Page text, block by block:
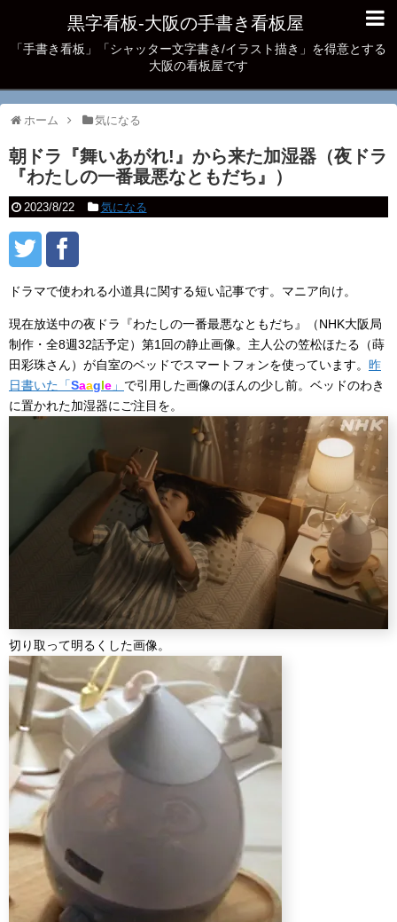
黒字看板‐大阪の手書き看板屋
「手書き看板」「シャッター文字書き/イラスト描き」を得意とする
大阪の看板屋です
ホーム 気になる
朝ドラ『舞いあがれ!』から来た加湿器（夜ドラ
『わたしの一番最悪なともだち』）
2023/8/22 気になる
ドラマで使われる小道具に関する短い記事です。マニア向け。
現在放送中の夜ドラ『わたしの一番最悪なともだち』（NHK大阪局
制作・全8週32話予定）第1回の静止画像。主人公の笠松ほたる（蒔
田彩珠さん）が自室のベッドでスマートフォンを使っています。 昨
日書いた「Saagle 」 で引用した画像のほんの少し前。ベッドのわき
に置かれた加湿器にご注目を。
切り取って明るくした画像。